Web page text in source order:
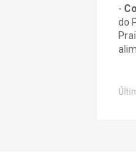
-
do